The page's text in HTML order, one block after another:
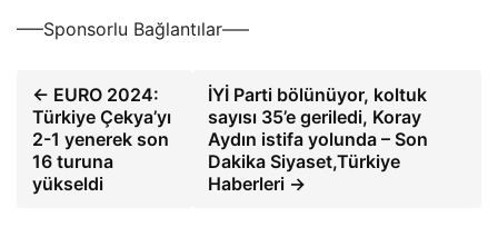
—–Sponsorlu Bağlantılar—–
← EURO 2024:
Türkiye Çekya’yı
2-1 yenerek son
16 turuna
yükseldi
İYİ Parti bölünüyor, koltuk
sayısı 35’e geriledi, Koray
Aydın istifa yolunda – Son
Dakika Siyaset,Türkiye
Haberleri →